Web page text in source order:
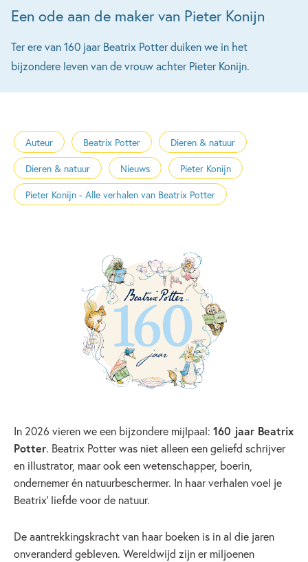
Een ode aan de maker van Pieter Konijn
Ter ere van 160 jaar Beatrix Potter duiken we in het
bijzondere leven van de vrouw achter Pieter Konijn.
Auteur Beatrix Potter
Dieren & natuur
Dieren & natuur
Nieuws
Pieter Konijn
Pieter Konijn - Alle verhalen van Beatrix Potter
In 2026 vieren we een bijzondere mijlpaal: 160 jaar Beatrix
Potter. Beatrix Potter was niet alleen een geliefd schrijver
en illustrator, maar ook een wetenschapper, boerin,
ondernemer én natuurbeschermer. In haar verhalen voel je
Beatrix’ liefde voor de natuur.
De aantrekkingskracht van haar boeken is in al die jaren
onveranderd gebleven. Wereldwijd zijn er miljoenen